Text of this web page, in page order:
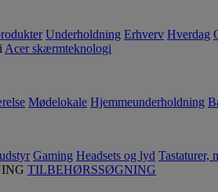
Underholdning Erhverv Hverdag
Acer skærmteknologi
Mødelokale Hjemmeunderholdning
Gaming Headsets og lyd Tastaturer,
TILBEHØRSSØGNING